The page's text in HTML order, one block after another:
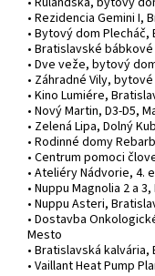
• Rezidencia Gemini I,
• Bytový dom
• Bratislavské
• Dve veže, bytový
• Záhradné Vily,
• Kino Lumiére,
• Nový Martin, D3-D5,
• Zelená Lipa, Dolný
• Rodinné domy
• Centrum pomoci
• Ateliéry Nádvorie, 4.
• Nuppu Magnolia 2 a
• Nuppu Asteri,
• Dostavba
Mesto
• Bratislavská
• Vaillant Heat Pump